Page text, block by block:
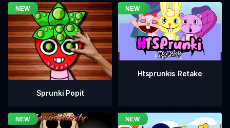
Sprunki Popit
Htsprunkis Retake